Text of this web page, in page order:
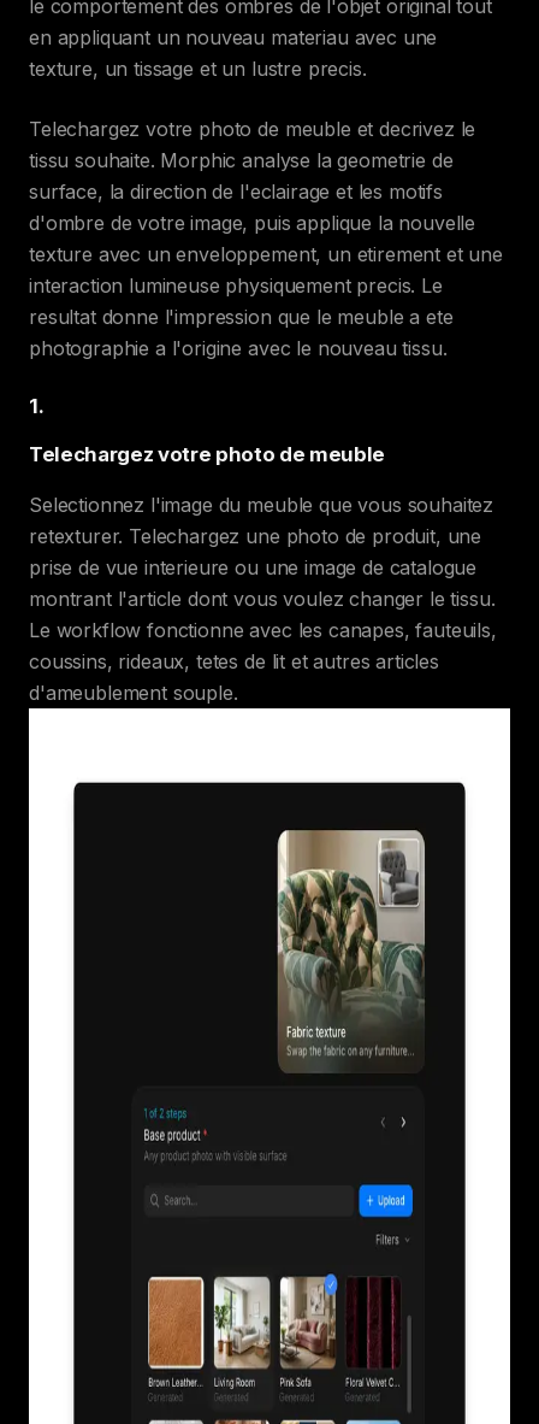
le comportement des ombres de l'objet original tout
en appliquant un nouveau materiau avec une
texture, un tissage et un lustre precis.
Telechargez votre photo de meuble et decrivez le
tissu souhaite. Morphic analyse la geometrie de
surface, la direction de l'eclairage et les motifs
d'ombre de votre image, puis applique la nouvelle
texture avec un enveloppement, un etirement et une
interaction lumineuse physiquement precis. Le
resultat donne l'impression que le meuble a ete
photographie a l'origine avec le nouveau tissu.
1.
Telechargez votre photo de meuble
Selectionnez l'image du meuble que vous souhaitez
retexturer. Telechargez une photo de produit, une
prise de vue interieure ou une image de catalogue
montrant l'article dont vous voulez changer le tissu.
Le workflow fonctionne avec les canapes, fauteuils,
coussins, rideaux, tetes de lit et autres articles
d'ameublement souple.